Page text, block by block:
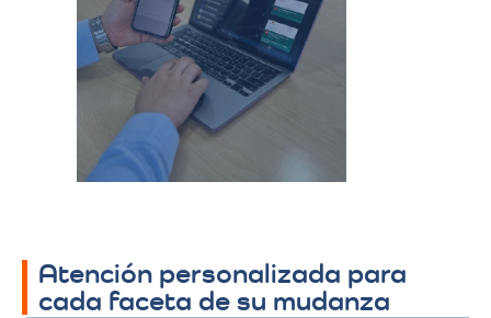
hora de la mudanza.
Se coordina todo el
proceso y se
establecen los
detalles finales.​
Atención personalizada para
cada faceta de su mudanza